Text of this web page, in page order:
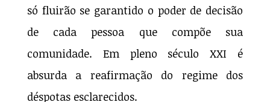
só fluirão se garantido o poder de decisão
de cada pessoa que compõe sua
comunidade. Em pleno século XXI é
absurda a reafirmação do regime dos
déspotas esclarecidos.